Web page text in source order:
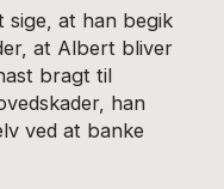
sige, at han begik
at Albert bliver
bragt til
han
ved at banke